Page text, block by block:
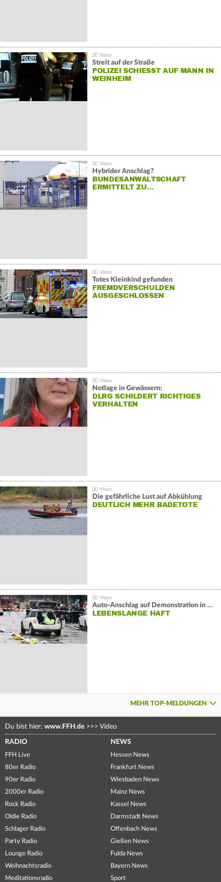
Streit auf der Straße
POLIZEI SCHIESST AUF MANN IN W
EINHEIM
Hybrider Anschlag?
BUNDESANWALTSCHAFT
ERMITTELT ZU…
Totes Kleinkind gefunden
FREMDVERSCHULDEN
AUSGESCHLOSSEN
Notlage in Gewässern:
DLRG SCHILDERT RICHTIGES
VERHALTEN
Die gefährliche Lust auf Abkühlung
DEUTLICH MEHR BADETOTE
Auto-Anschlag auf Demonstration in München:
LEBENSLANGE HAFT
MEHR TOP-MELDUNGEN
Du bist hier: www.FFH.de >>> Video
RADIO
FFH Live
80er Radio
90er Radio
2000er Radio
Rock Radio
Oldie Radio
Schlager Radio
Party Radio
Lounge Radio
Weihnachtsradio
Meditationsradio
NEWS
Hessen News
Frankfurt News
Wiesbaden News
Mainz News
Kassel News
Darmstadt News
Offenbach News
Gießen News
Fulda News
Bayern News
Sport